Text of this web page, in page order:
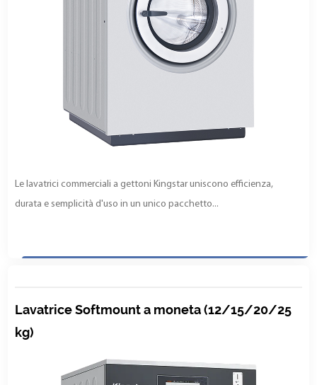
Le lavatrici commerciali a gettoni Kingstar uniscono efficienza,
durata e semplicità d'uso in un unico pacchetto...
Lavatrice Softmount a moneta (12/15/20/25
kg)